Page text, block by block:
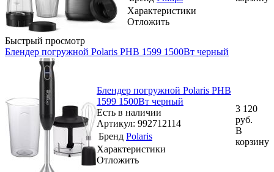
Быстрый просмотр
Характеристики
Отложить
Блендер погружной Polaris PHB 1599 1500Вт черный
Блендер погружной Polaris PHB
1599 1500Вт черный
Есть в наличии
Артикул: 992712114
Бренд Polaris
Характеристики
Отложить
3 120
руб.
В
корзину